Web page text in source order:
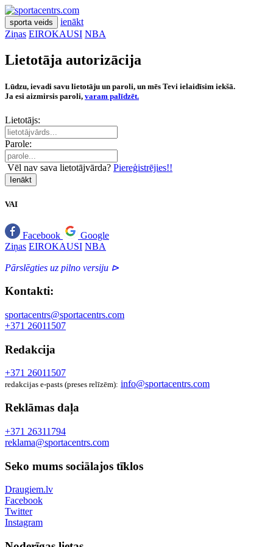
sporta veids
ienākt
Ziņas EIROKAUSI NBA
Lietotāja autorizācija
Lūdzu, ievadi savu lietotāju un paroli, un mēs Tevi ielaidīsim iekšā.
Ja esi aizmirsis paroli, varam palīdzēt.
Lietotājs:
Parole:
Vēl nav sava lietotājvārda? Piereģistrējies!!
Ienākt
VAI
Facebook
Google
Ziņas EIROKAUSI NBA
Pārslēgties uz pilno versiju ⊳
Kontakti:
sportacentrs@sportacentrs.com
+371 26011507
Redakcija
+371 26011507
redakcijas e-pasts (preses relīzēm): info@sportacentrs.com
Reklāmas daļa
+371 26311794
reklama@sportacentrs.com
Seko mums sociālajos tīklos
Draugiem.lv
Facebook
Twitter
Instagram